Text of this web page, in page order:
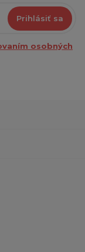
Prihlásiť sa
osobných